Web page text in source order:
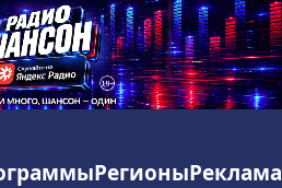
РегионыРеклама